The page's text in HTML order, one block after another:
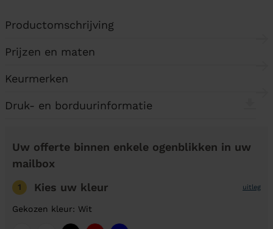
Productomschrijving
Prijzen en maten
Keurmerken
Druk- en borduurinformatie
Uw offerte binnen enkele ogenblikken in uw
mailbox
1 Kies uw kleur uitleg
Gekozen kleur: Wit